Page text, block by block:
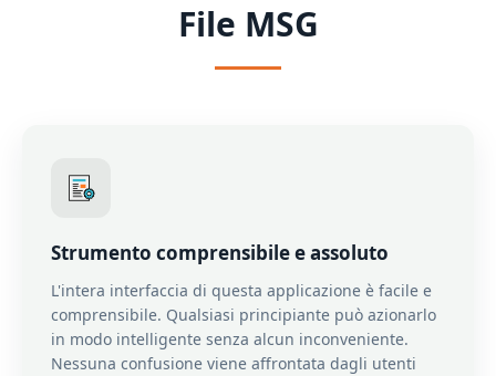
File MSG
Strumento comprensibile e assoluto
L'intera interfaccia di questa applicazione è facile e
comprensibile. Qualsiasi principiante può azionarlo
in modo intelligente senza alcun inconveniente.
Nessuna confusione viene affrontata dagli utenti